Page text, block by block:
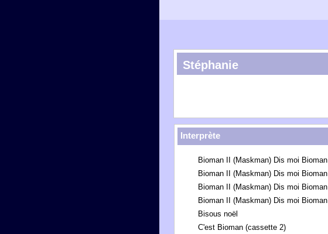
Stéphanie
Interprète
Bioman II (Maskman) Dis moi Bioman
Bioman II (Maskman) Dis moi Bioman
Bioman II (Maskman) Dis moi Bioman
Bioman II (Maskman) Dis moi Bioman
Bisous noël
C'est Bioman (cassette 2)